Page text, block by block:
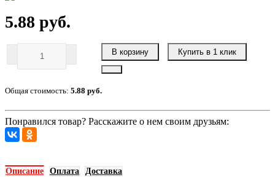
5.88 руб.
В корзину Купить в 1 клик
Общая стоимость: 5.88 руб.
Понравился товар? Расскажите о нем своим друзьям:
Описание Оплата Доставка